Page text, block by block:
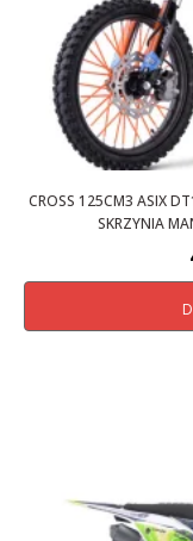
CROSS 125CM3 ASIX
SKRZYNIA